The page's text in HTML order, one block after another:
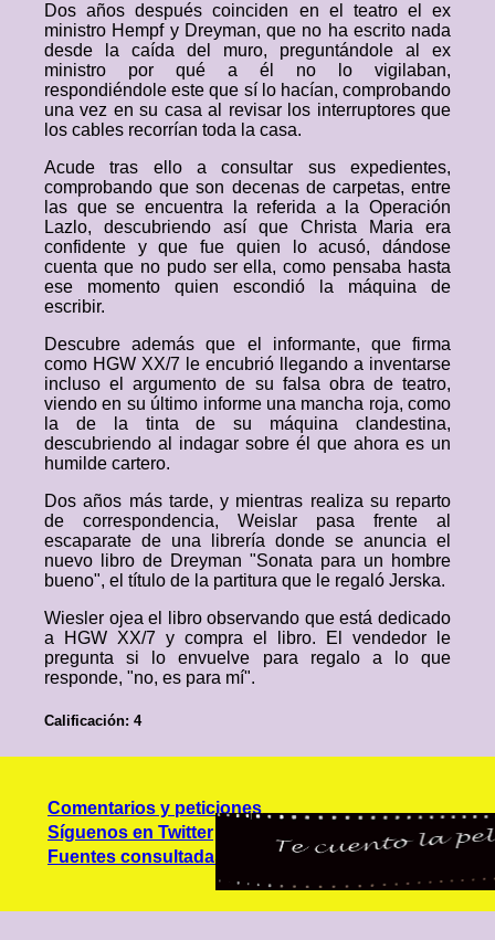
Dos años después coinciden en el teatro el ex
ministro Hempf y Dreyman, que no ha escrito nada
desde la caída del muro, preguntándole al ex
ministro por qué a él no lo vigilaban,
respondiéndole este que sí lo hacían, comprobando
una vez en su casa al revisar los interruptores que
los cables recorrían toda la casa.
Acude tras ello a consultar sus expedientes,
comprobando que son decenas de carpetas, entre
las que se encuentra la referida a la Operación
Lazlo, descubriendo así que Christa Maria era
confidente y que fue quien lo acusó, dándose
cuenta que no pudo ser ella, como pensaba hasta
ese momento quien escondió la máquina de
escribir.
Descubre además que el informante, que firma
como HGW XX/7 le encubrió llegando a inventarse
incluso el argumento de su falsa obra de teatro,
viendo en su último informe una mancha roja, como
la de la tinta de su máquina clandestina,
descubriendo al indagar sobre él que ahora es un
humilde cartero.
Dos años más tarde, y mientras realiza su reparto
de correspondencia, Weislar pasa frente al
escaparate de una librería donde se anuncia el
nuevo libro de Dreyman "Sonata para un hombre
bueno", el título de la partitura que le regaló Jerska.
Wiesler ojea el libro observando que está dedicado
a HGW XX/7 y compra el libro. El vendedor le
pregunta si lo envuelve para regalo a lo que
responde, "no, es para mí".
Calificación: 4
Comentarios y peticiones
Síguenos en Twitter
Fuentes consultadas